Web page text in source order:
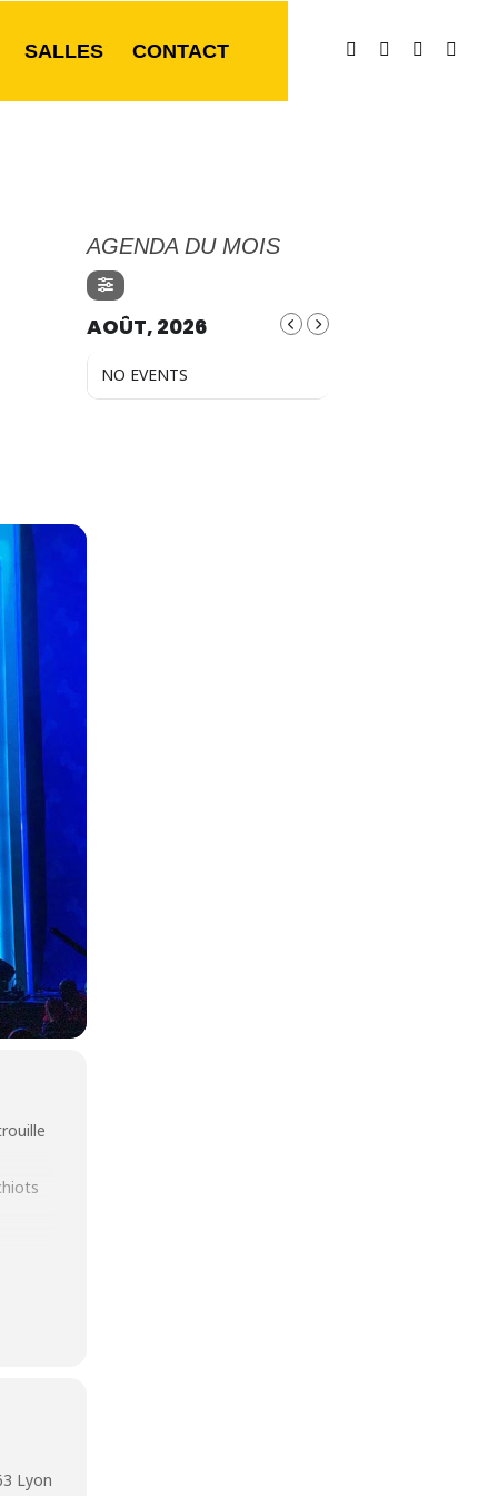
SALLES CONTACT
Lyon
AGENDA DU MOIS
AOÛT, 2026
NO EVENTS